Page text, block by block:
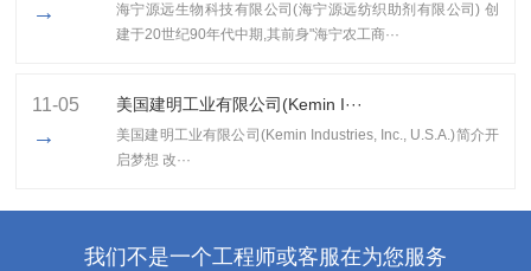
→
海宁源远生物科技有限公司(海宁源远纺织助剂有限公司) 创
建于20世纪90年代中期,其前身"海宁农工商···
11-05
→
美国建明工业有限公司(Kemin I···
美国建明工业有限公司(Kemin Industries, Inc., U.S.A.)简介开
启梦想 改···
我们不是一个工程师或客服在为您服务